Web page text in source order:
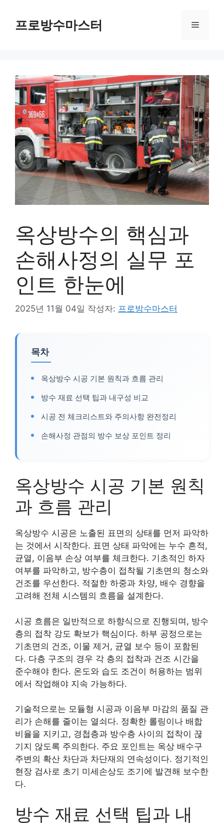
프로방수마스터 메
옥상방수의 핵심과
손해사정의 실무 포
인트 한눈에
2025년 11월 04일 작성자: 프로방수마스터
목차
옥상방수 시공 기본 원칙과 흐름 관리
방수 재료 선택 팁과 내구성 비교
시공 전 체크리스트와 주의사항 완전정리
손해사정 관점의 방수 보상 포인트 정리
옥상방수 시공 기본 원칙
과 흐름 관리
옥상방수 시공은 노출된 표면의 상태를 먼저 파악하
는 것에서 시작한다. 표면 상태 파악에는 누수 흔적,
균열, 이음부 손상 여부를 체크한다. 기초적인 하자
여부를 파악하고, 방수층이 접착될 기초면의 청소와
건조를 우선한다. 적절한 하중과 차양, 배수 경향을
고려해 전체 시스템의 흐름을 설계한다.
시공 흐름은 일반적으로 하향식으로 진행되며, 방수
층의 접착 강도 확보가 핵심이다. 하부 공정으로는
기초면의 건조, 이물 제거, 균열 보수 등이 포함된
다. 다층 구조의 경우 각 층의 접착과 건조 시간을
준수해야 한다. 온도와 습도 조건이 허용하는 범위
에서 작업해야 지속 가능하다.
기술적으로는 모듈형 시공과 이음부 마감의 품질 관
리가 손해를 줄이는 열쇠다. 정확한 롤링이나 배합
비율을 지키고, 경첩층과 방수층 사이의 접착이 끊
기지 않도록 주의한다. 주요 포인트는 옥상 배수구
주변의 확산 차단과 차단재의 연속성이다. 정기적인
현장 검사로 초기 미세손상도 조기에 발견해 보수한
다.
방수 재료 선택 팁과 내